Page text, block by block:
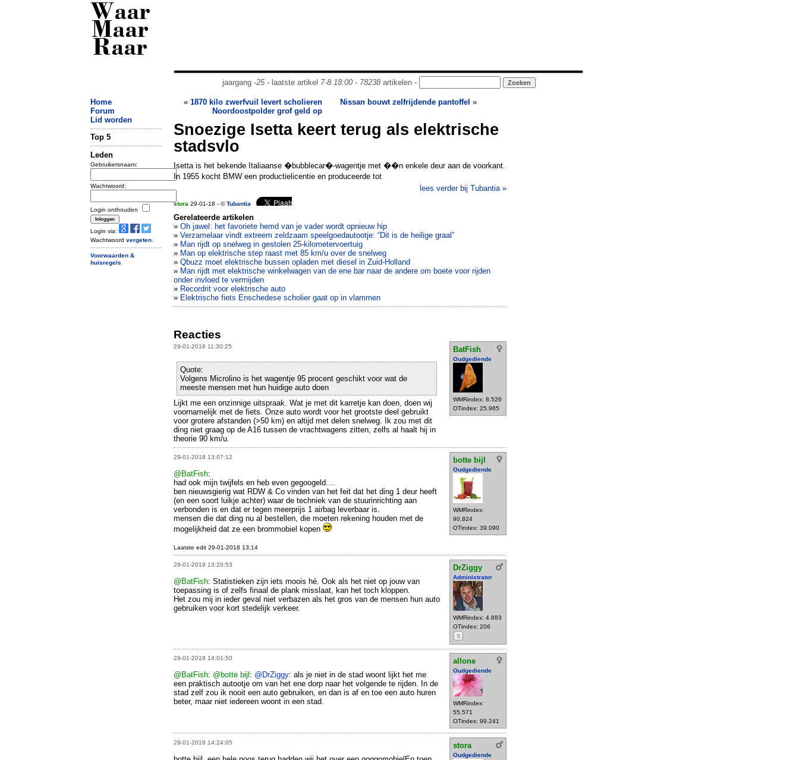
Waar
Maar
Raar
jaargang -25- laatste artikel 7-8 18:00- 78238artikelen -
Home
Forum
Lid worden
Top 5
Leden
Gebruikersnaam:
Wachtwoord:
Login onthouden
Login via:
Wachtwoord vergeten
Voorwaarden &
huisregels
« 1870 kilo zwerfvuil levert scholieren
Noordoostpolder grof geld op
Nissan bouwt zelfrijdende pantoffel »
Snoezige Isetta keert terug als elektrische
stadsvlo
Isetta is het bekende Italiaanse �bubblecar�-wagentje met ��n enkele deur aan de voorkant.
In 1955 kocht BMW een productielicentie en produceerde tot
lees verder bij Tubantia »
stora 29-01-18 - ©Tubantia
Gerelateerde artikelen
» Oh jawel: het favoriete hemd van je vader wordt opnieuw hip
» Verzamelaar vindt extreem zeldzaam speelgoedautootje: “Dit is de heilige graal”
» Man rijdt op snelweg in gestolen 25-kilometervoertuig
» Man op elektrische step raast met 85 km/u over de snelweg
» Qbuzz moet elektrische bussen opladen met diesel in Zuid-Holland
» Man rijdt met elektrische winkelwagen van de ene bar naar de andere om boete voor rijden
onder invloed te vermijden
» Recordrit voor elektrische auto
» Elektrische fiets Enschedese scholier gaat op in vlammen
Reacties
29-01-2018 11:30:25 BatFish
Oudgediende
WMRindex: 8.526
OTindex: 25.965
Quote:
Volgens Microlino is het wagentje 95 procent geschikt voor wat de
meeste mensen met hun huidige auto doen
Lijkt me een onzinnige uitspraak. Wat je met dit karretje kan doen, doen wij
voornamelijk met de fiets. Onze auto wordt voor het grootste deel gebruikt
voor grotere afstanden (>50 km) en altijd met delen snelweg. Ik zou met dit
ding niet graag op de A16 tussen de vrachtwagens zitten, zelfs al haalt hij in
theorie 90 km/u.
29-01-2018 13:07:12 botte bijl
Oudgediende
WMRindex:
90.824
OTindex: 39.090
@BatFish:
had ook mijn twijfels en heb even gegoogeld....
ben nieuwsgierig wat RDW & Co vinden van het feit dat het ding 1 deur heeft
(en een soort luikje achter) waar de techniek van de stuurinrichting aan
verbonden is en dat er tegen meerprijs 1 airbag leverbaar is.
mensen die dat ding nu al bestellen, die moeten rekening houden met de
mogelijkheid dat ze een brommobiel kopen
Laatste edit 29-01-2018 13:14
29-01-2018 13:20:53 DrZiggy
Administrator
WMRindex: 4.883
OTindex: 206
S
@BatFish: Statistieken zijn iets moois hé. Ook als het niet op jouw van
toepassing is of zelfs finaal de plank misslaat, kan het toch kloppen.
Het zou mij in ieder geval niet verbazen als het gros van de mensen hun auto
gebruiken voor kort stedelijk verkeer.
29-01-2018 14:01:50 allone
Oudgediende
WMRindex:
55.571
OTindex: 99.241
@BatFish: @botte bijl : @DrZiggy: als je niet in de stad woont lijkt het me
een praktisch autootje om van het ene dorp naar het volgende te rijden. In de
stad zelf zou ik nooit een auto gebruiken, en dan is af en toe een auto huren
beter, maar niet iedereen woont in een stad.
29-01-2018 14:24:05 stora
Oudgediende